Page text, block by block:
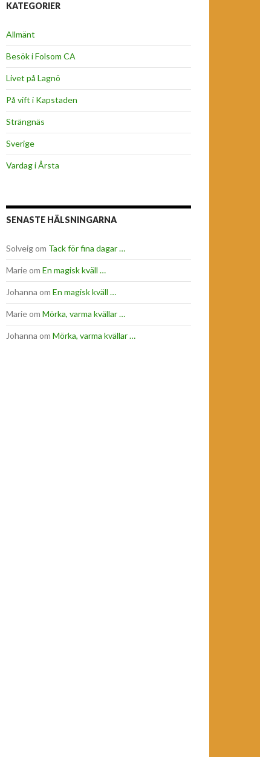
KATEGORIER
Allmänt
Besök i Folsom CA
Livet på Lagnö
På vift i Kapstaden
Strängnäs
Sverige
Vardag i Årsta
SENASTE HÄLSNINGARNA
Solveigom Tack för fina dagar …
Marieom En magisk kväll …
Johanna om En magisk kväll …
Marieom Mörka, varma kvällar …
Johanna om Mörka, varma kvällar …